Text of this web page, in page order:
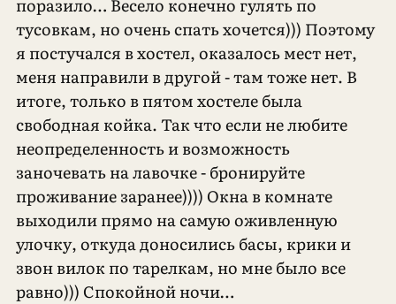
поразило… Весело конечно гулять по
тусовкам, но очень спать хочется))) Поэтому
я постучался в хостел, оказалось мест нет,
меня направили в другой - там тоже нет. В
итоге, только в пятом хостеле была
свободная койка. Так что если не любите
неопределенность и возможность
заночевать на лавочке - бронируйте
проживание заранее)))) Окна в комнате
выходили прямо на самую оживленную
улочку, откуда доносились басы, крики и
звон вилок по тарелкам, но мне было все
равно))) Спокойной ночи…